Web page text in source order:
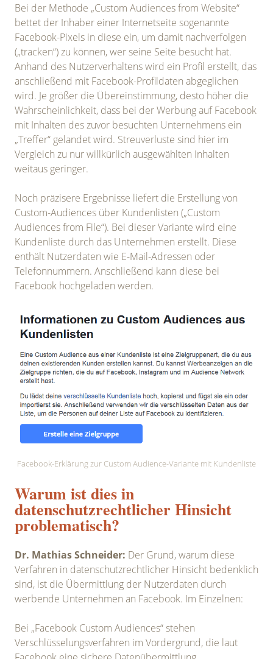
Bei der Methode „Custom Audiences from Website“
bettet der Inhaber einer Internetseite sogenannte
Facebook-Pixels in diese ein, um damit nachverfolgen
(„tracken“) zu können, wer seine Seite besucht hat.
Anhand des Nutzerverhaltens wird ein Profil erstellt, das
anschließend mit Facebook-Profildaten abgeglichen
wird. Je größer die Übereinstimmung, desto höher die
Wahrscheinlichkeit, dass bei der Werbung auf Facebook
mit Inhalten des zuvor besuchten Unternehmens ein
„Treffer“ gelandet wird. Streuverluste sind hier im
Vergleich zu nur willkürlich ausgewählten Inhalten
weitaus geringer.
Noch präzisere Ergebnisse liefert die Erstellung von
Custom-Audiences über Kundenlisten („Custom
Audiences from File“). Bei dieser Variante wird eine
Kundenliste durch das Unternehmen erstellt. Diese
enthält Nutzerdaten wie E-Mail-Adressen oder
Telefonnummern. Anschließend kann diese bei
Facebook hochgeladen werden.
Facebook-Erklärung zur Custom Audience-Variante mit Kundenliste
Warum ist dies in
datenschutzrechtlicher Hinsicht
problematisch?
Dr. Mathias Schneider: Der Grund, warum diese
Verfahren in datenschutzrechtlicher Hinsicht bedenklich
sind, ist die Übermittlung der Nutzerdaten durch
werbende Unternehmen an Facebook. Im Einzelnen:
Bei „Facebook Custom Audiences“ stehen
Verschlüsselungsverfahren im Vordergrund, die laut